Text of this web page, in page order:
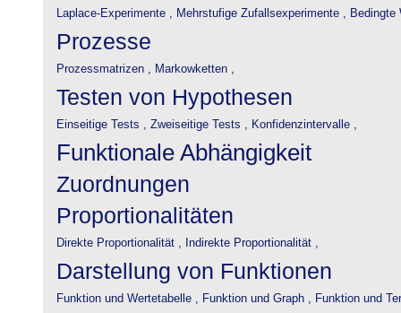
Laplace-Experimente , Mehrstufige Zufallsexperimente , Bedingte
Prozesse
Prozessmatrizen , Markowketten ,
Testen von Hypothesen
Einseitige Tests , Zweiseitige Tests , Konfidenzintervalle ,
Funktionale Abhängigkeit
Zuordnungen
Proportionalitäten
Direkte Proportionalität , Indirekte Proportionalität ,
Darstellung von Funktionen
Funktion und Wertetabelle , Funktion und Graph , Funktion und